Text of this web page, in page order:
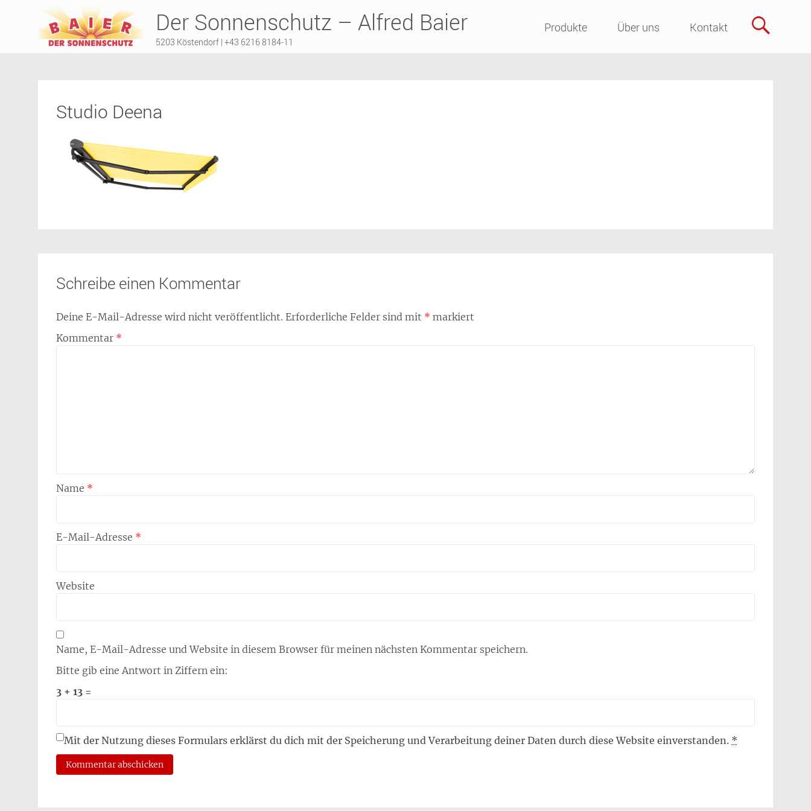
Der Sonnenschutz – Alfred Baier
5203 Köstendorf | +43 6216 8184-11
to
Produkte Über uns Kontakt
Studio Deena
Schreibe einen Kommentar
Deine E-Mail-Adresse wird nicht veröffentlicht. Erforderliche Felder sind mit * markiert
Kommentar *
Name *
E-Mail-Adresse *
Website
Name, E-Mail-Adresse und Website in diesem Browser für meinen nächsten Kommentar speichern.
Bitte gib eine Antwort in Ziffern ein:
3 + 13 =
Mit der Nutzung dieses Formulars erklärst du dich mit der Speicherung und Verarbeitung deiner Daten durch diese Website einverstanden. *